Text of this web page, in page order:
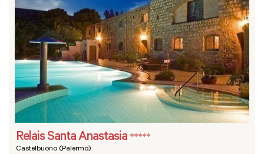
Relais Santa Anastasia *****
Castelbuono (Palermo)